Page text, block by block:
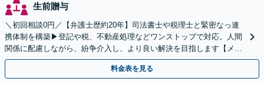
生前贈与
＼初回相談0円／【弁護士歴約20年】司法書士や税理士と緊密なっ連
携体制を構築▶︎登記や税、不動産処理などワンストップで対応。人間
関係に配慮しながら、紛争介入し、より良い解決を目指します【メデ
ィア出演実績多数】【西11丁目駅直結】
料金表を見る